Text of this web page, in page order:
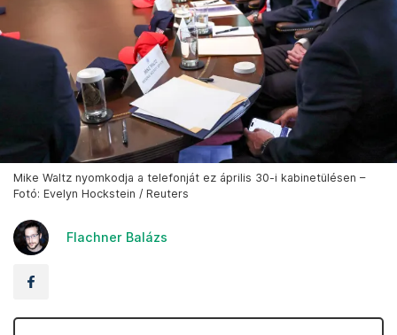
Mike Waltz nyomkodja a telefonját ez április 30-i kabinetülésen –
Fotó: Evelyn Hockstein / Reuters
Flachner Balázs